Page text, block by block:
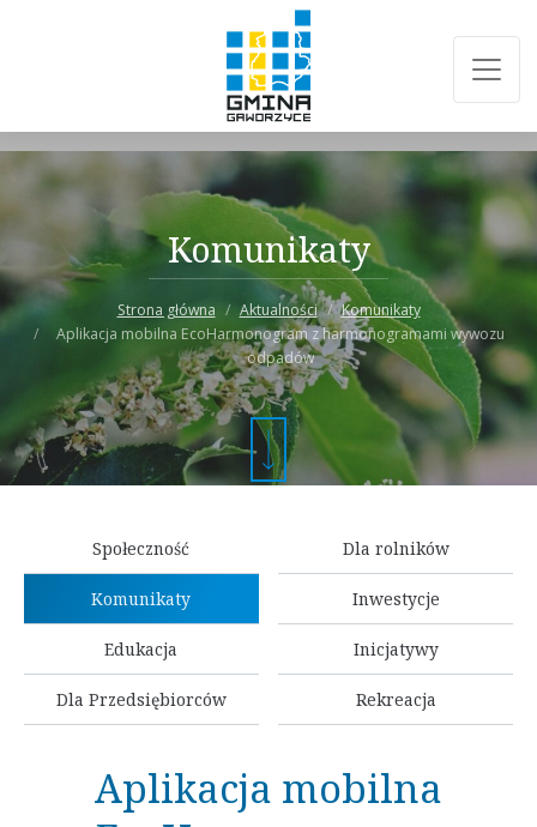
Komunikaty
Strona główna Aktualności
Komunikaty
Aplikacja mobilna EcoHarmonogram z harmonogramami wywozu
odpadów
Społeczność Dla rolników
Komunikaty Inwestycje
Edukacja Inicjatywy
Dla Przedsiębiorców Rekreacja
Aplikacja mobilna